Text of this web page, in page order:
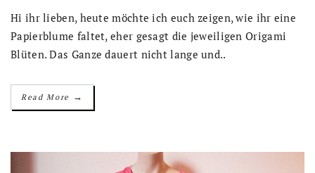
Hi ihr lieben, heute möchte ich euch zeigen, wie ihr eine
Papierblume faltet, eher gesagt die jeweiligen Origami
Blüten. Das Ganze dauert nicht lange und..
Read More →